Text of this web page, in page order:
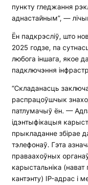
пункту гледжання
аднастайным”, —
Ён падкрэсліў, што
2025 годзе, па
любога іншага, якое
падключэння
“Складанасць
распрацоўшчык
патлумачыў ён. —
ідэнтыфікацыя
прыкладанне збірае
тэлефонаў. Гэта
праваахоўных
карыстальніка
кантэнту) IP-адрас і